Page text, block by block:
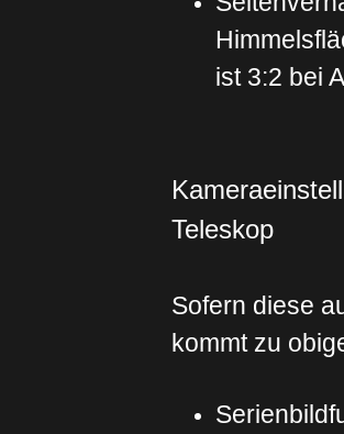
ist 3:2 bei
Teleskop
Sofern diese
kommt zu